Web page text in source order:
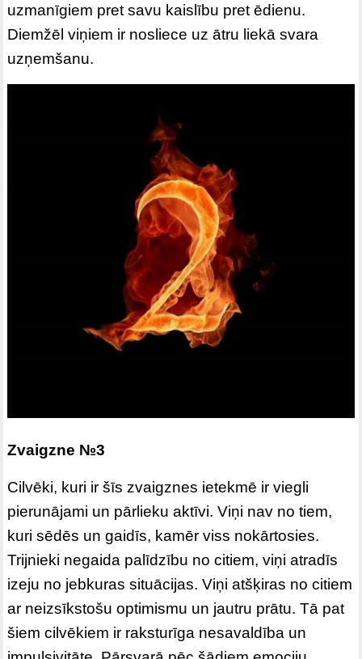
uzmanīgiem pret savu kaislību pret ēdienu.
Diemžēl viņiem ir nosliece uz ātru liekā svara
uzņemšanu.
Zvaigzne №3
Cilvēki, kuri ir šīs zvaigznes ietekmē ir viegli
pierunājami un pārlieku aktīvi. Viņi nav no tiem,
kuri sēdēs un gaidīs, kamēr viss nokārtosies.
Trijnieki negaida palīdzību no citiem, viņi atradīs
izeju no jebkuras situācijas. Viņi atšķiras no citiem
ar neizsīkstošu optimismu un jautru prātu. Tā pat
šiem cilvēkiem ir raksturīga nesavaldība un